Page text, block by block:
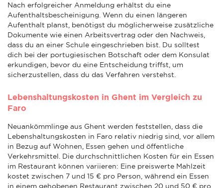
Nach erfolgreicher Anmeldung erhältst du eine
Aufenthaltsbescheinigung. Wenn du einen längeren
Aufenthalt planst, benötigst du möglicherweise zusätzliche
Dokumente wie einen Arbeitsvertrag oder den Nachweis,
dass du an einer Schule eingeschrieben bist. Du solltest
dich bei der portugiesischen Botschaft oder dem Konsulat
erkundigen, bevor du eine Entscheidung triffst, um
sicherzustellen, dass du das Verfahren verstehst.
Lebenshaltungskosten in Ghent im Vergleich zu
Faro
Neuankömmlinge aus Ghent werden feststellen, dass die
Lebenshaltungskosten in Faro relativ niedrig sind, vor allem
in Bezug auf Wohnen, Essen gehen und öffentliche
Verkehrsmittel. Die durchschnittlichen Kosten für ein Essen
im Restaurant können variieren: Eine preiswerte Mahlzeit
kostet zwischen 7 und 15 € pro Person, während ein Essen
in einem gehobenen Restaurant zwischen 20 und 50 € pro